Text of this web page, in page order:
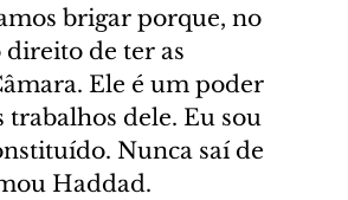
brigar porque, no
de ter as
Ele é um poder
dele. Eu sou
Nunca saí de
Haddad.